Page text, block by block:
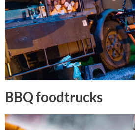
BBQ foodtrucks